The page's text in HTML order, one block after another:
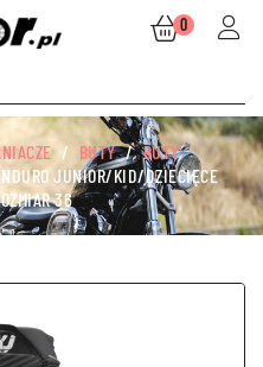
0
BUTY
BUTY
JUNIOR/KID/DZIECIĘCE
36